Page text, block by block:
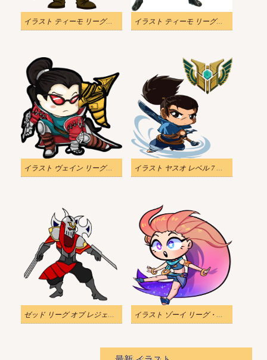
イラスト ティーモ リーグ・オブ・レジェンド 透明 イラスト ティーモ リーグ・オブ・レジェンド 透明
イラスト ヴェイン リーグ・オブ・レジェンド 透明 イラスト ヤスオ レベル 7 透明
ゼッド リーグ オブ レジェンドの透明なイラスト イラスト ゾーイ リーグ・オブ・レジェンド 透明